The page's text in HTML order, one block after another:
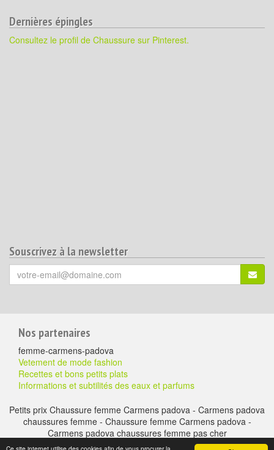
Dernières épingles
Consultez le profil de Chaussure sur Pinterest.
Souscrivez à la newsletter
Votre
email
Pour
aller
plus
loin
Nos partenaires
femme-carmens-padova
Vetement de mode fashion
Recettes et bons petits plats
Informations et subtilités des eaux et parfums
Petits prix Chaussure femme Carmens padova - Carmens padova
chaussures femme - Chaussure femme Carmens padova -
Carmens padova chaussures femme pas cher
A propos- Mentions légales Contactez nous - Chaussure à petits prix -